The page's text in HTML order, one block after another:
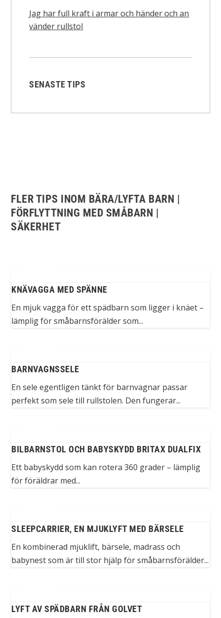
Jag har full kraft i armar och händer och an
vänder rullstol
SENASTE TIPS
FLER TIPS INOM BÄRA/LYFTA BARN |
FÖRFLYTTNING MED SMÅBARN |
SÄKERHET
KNÄVAGGA MED SPÄNNE
En mjuk vagga för ett spädbarn som ligger i knäet –
lämplig för småbarnsförälder som...
BARNVAGNSSELE
En sele egentligen tänkt för barnvagnar passar
perfekt som sele till rullstolen. Den fungerar...
BILBARNSTOL OCH BABYSKYDD BRITAX DUALFIX
Ett babyskydd som kan rotera 360 grader – lämplig
för föräldrar med...
SLEEPCARRIER, EN MJUKLYFT MED BÄRSELE
En kombinerad mjuklift, bärsele, madrass och
babynest som är till stor hjälp för småbarnsförälder...
LYFT AV SPÄDBARN FRÅN GOLVET